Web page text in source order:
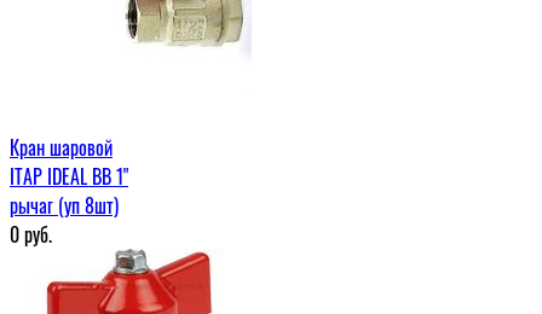
Кран шаровой
ITAP IDEAL ВВ 1"
рычаг (уп 8шт)
0руб.